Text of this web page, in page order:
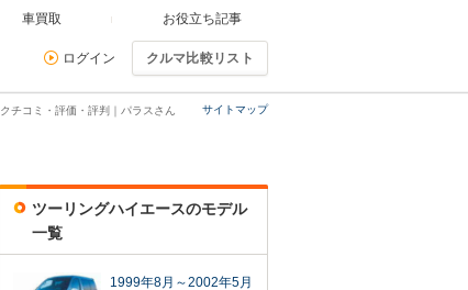
車買取 お役立ち記事
ログイン クルマ比較リスト
サイトマップ
チコミ・評価・評判｜パラスさん
ツーリングハイエースのモデル
一覧
1999年8月～2002年5月